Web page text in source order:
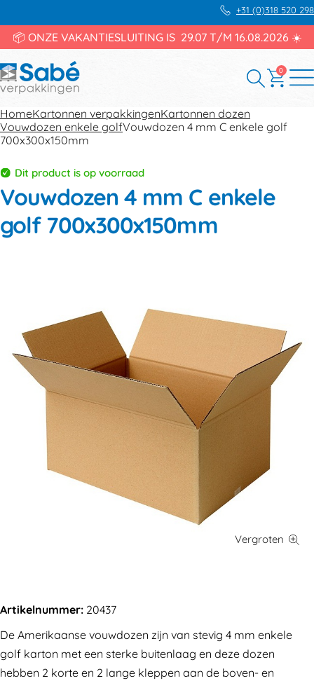
+31 (0)318 520 298
📦 ONZE VAKANTIESLUITING IS 29.07 T/M 16.08.2026 ☀️
0
HomeKartonnen verpakkingenKartonnen dozen
Vouwdozen enkele golfVouwdozen 4 mm C enkele golf
700x300x150mm
Dit product is op voorraad
Vouwdozen 4 mm C enkele
golf 700x300x150mm
Artikelnummer: 20437
De Amerikaanse vouwdozen zijn van stevig 4 mm enkele
golf karton met een sterke buitenlaag en deze dozen
hebben 2 korte en 2 lange kleppen aan de boven- en